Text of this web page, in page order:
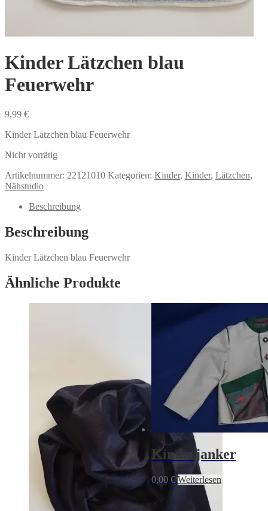
Kinder Lätzchen blau
Feuerwehr
9,99 €
Kinder Lätzchen blau Feuerwehr
Nicht vorrätig
Artikelnummer: 22121010 Kategorien: Kinder, Kinder, Lätzchen,
Nähstudio
Beschreibung
Beschreibung
Kinder Lätzchen blau Feuerwehr
Ähnliche Produkte
Kinderjanker
0,00 € Weiterlesen